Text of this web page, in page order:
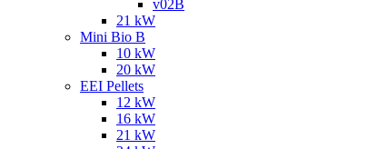
v02B
21 kW
Mini Bio B
10 kW
20 kW
EEI Pellets
12 kW
16 kW
21 kW